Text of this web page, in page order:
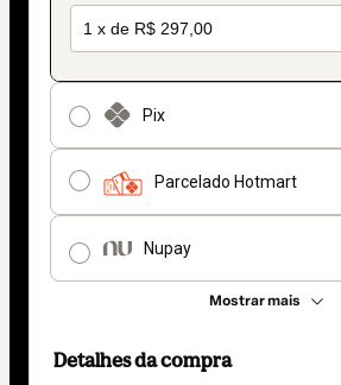
Pix
Parcelado Hotmart
Nupay
Mostrar mais
Detalhes da compra